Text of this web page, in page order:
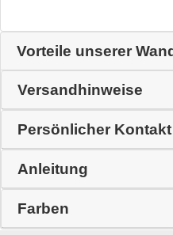
Vorteile unserer
Versandhinweise
Persönlicher Kontakt
Anleitung
Farben